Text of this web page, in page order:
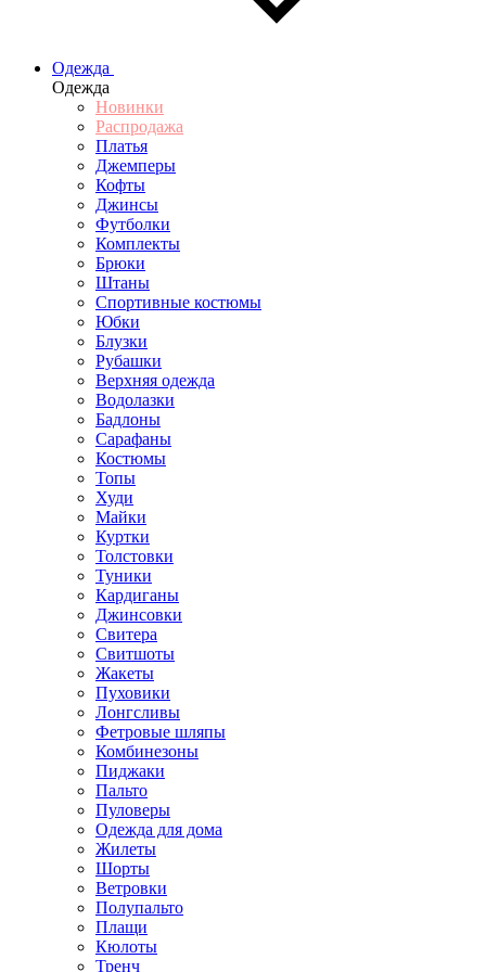
Одежда
Одежда
Новинки
Распродажа
Платья
Джемперы
Кофты
Джинсы
Футболки
Комплекты
Брюки
Штаны
Спортивные костюмы
Юбки
Блузки
Рубашки
Верхняя одежда
Водолазки
Бадлоны
Сарафаны
Костюмы
Топы
Худи
Майки
Куртки
Толстовки
Туники
Кардиганы
Джинсовки
Свитера
Свитшоты
Жакеты
Пуховики
Лонгсливы
Фетровые шляпы
Комбинезоны
Пиджаки
Пальто
Пуловеры
Одежда для дома
Жилеты
Шорты
Ветровки
Полупальто
Плащи
Кюлоты
Тренч